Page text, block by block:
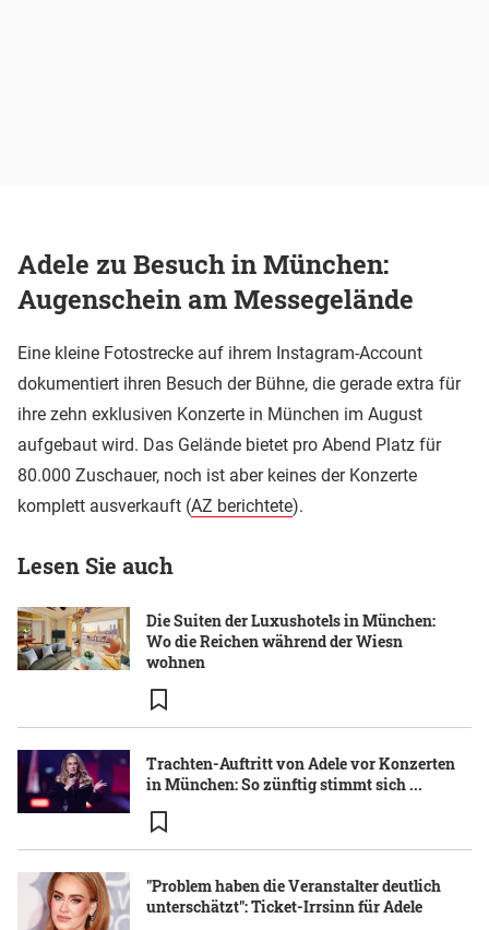
Adele zu Besuch in München:
Augenschein am Messegelände
Eine kleine Fotostrecke auf ihrem Instagram-Account
dokumentiert ihren Besuch der Bühne, die gerade extra für
ihre zehn exklusiven Konzerte in München im August
aufgebaut wird. Das Gelände bietet pro Abend Platz für
80.000 Zuschauer, noch ist aber keines der Konzerte
komplett ausverkauft (AZ berichtete).
Lesen Sie auch
Die Suiten der Luxushotels in München:
Wo die Reichen während der Wiesn
wohnen
Trachten-Auftritt von Adele vor Konzerten
in München: So zünftig stimmt sich ...
"Problem haben die Veranstalter deutlich
unterschätzt": Ticket-Irrsinn für Adele